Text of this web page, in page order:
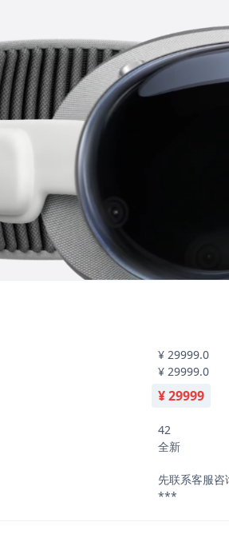
¥ 29999.0
¥ 29999.0
¥29999
42
全新
先联系客服咨
***